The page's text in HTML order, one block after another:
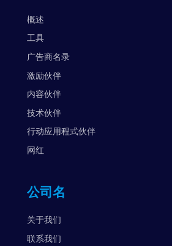
概述
工具
广告商名录
激励伙伴
内容伙伴
技术伙伴
行动应用程式伙伴
网红
公司名
关于我们
联系我们